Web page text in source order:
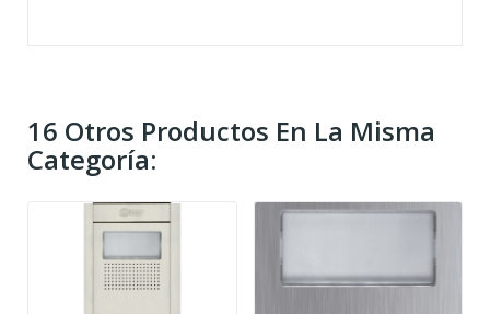
16 Otros Productos En La Misma
Categoría: